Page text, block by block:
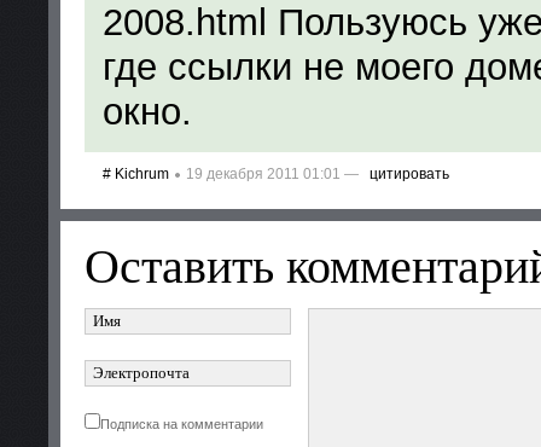
2008.html Пользуюсь
где ссылки не моего
окно.
# Kichrum 19 декабря 2011 01:01 — цитировать
Оставить
Подписка на комментарии